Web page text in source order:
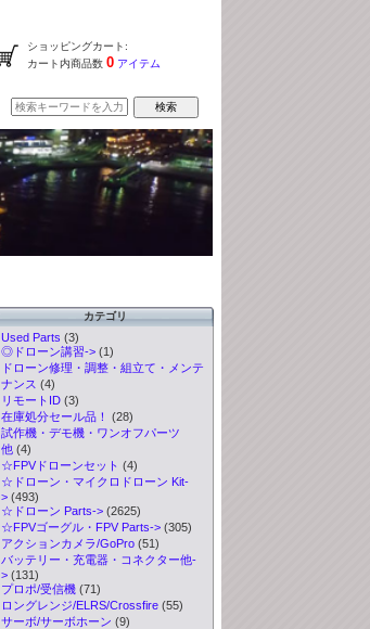
ショッピングカート:
カート内商品数 0アイテム
カテゴリ
Used Parts (3)
◎ドローン講習->(1)
ドローン修理・調整・組立て・メンテ
ナンス (4)
リモートID(3)
在庫処分セール品！
(28)
試作機・デモ機・ワンオフパーツ
他(4)
☆FPVドローンセット (4)
☆ドローン・マイクロドローン Kit-
>(493)
☆ドローン Parts->(2625)
☆FPVゴーグル・FPV Parts->(305)
アクションカメラ/GoPro(51)
バッテリー・充電器・コネクター他-
>(131)
プロポ/受信機(71)
ロングレンジ/ELRS/Crossfire(55)
サーボ/サーボホーン (9)